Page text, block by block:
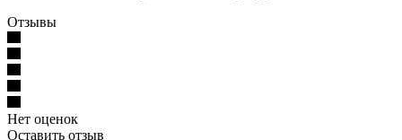
Отзывы
Нет оценок
Оставить отзыв